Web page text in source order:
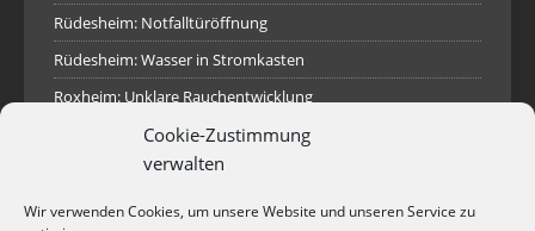
Cookie-Zustimmung
verwalten
Wir verwenden Cookies, um unsere Website und unseren Service zu
Rüdesheim: Notfalltüröffnung
Rüdesheim: Wasser in Stromkasten
Roxheim: Unklare Rauchentwicklung
Sprendlingen: Überörtliche Hilfe bei Industriebrand in
Sprendlingen